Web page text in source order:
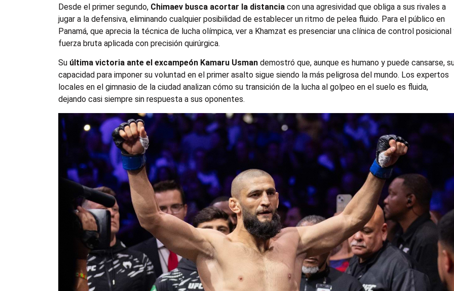
Desde el primer segundo, Chimaev busca acortar la distancia con una agresividad que obliga a sus rivales a
jugar a la defensiva, eliminando cualquier posibilidad de establecer un ritmo de pelea fluido. Para el público en
Panamá, que aprecia la técnica de lucha olímpica, ver a Khamzat es presenciar una clínica de control posicional
fuerza bruta aplicada con precisión quirúrgica.
Su última victoria ante el excampeón Kamaru Usman demostró que, aunque es humano y puede cansarse,
capacidad para imponer su voluntad en el primer asalto sigue siendo la más peligrosa del mundo. Los expertos
locales en el gimnasio de la ciudad analizan cómo su transición de la lucha al golpeo en el suelo es fluida,
dejando casi siempre sin respuesta a sus oponentes.